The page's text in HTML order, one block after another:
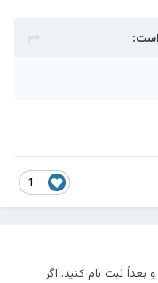
ثبت نام کنید. اگر